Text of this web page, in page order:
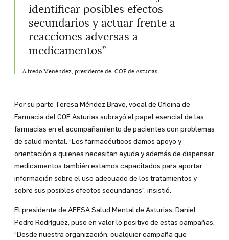
identificar posibles efectos
secundarios y actuar frente a
reacciones adversas a
medicamentos”
Alfredo Menéndez, presidente del COF de Asturias
Por su parte Teresa Méndez Bravo, vocal de Oficina de
Farmacia del COF Asturias subrayó el papel esencial de las
farmacias en el acompañamiento de pacientes con problemas
de salud mental. “Los farmacéuticos damos apoyo y
orientación a quienes necesitan ayuda y además de dispensar
medicamentos también estamos capacitados para aportar
información sobre el uso adecuado de los tratamientos y
sobre sus posibles efectos secundarios”, insistió.
El presidente de AFESA Salud Mental de Asturias, Daniel
Pedro Rodríguez, puso en valor lo positivo de estas campañas.
“Desde nuestra organización, cualquier campaña que